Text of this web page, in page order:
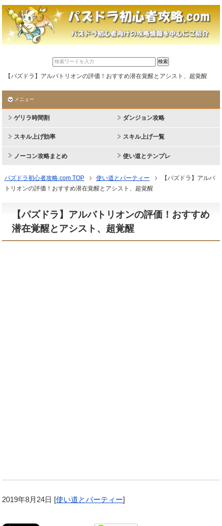
【パズドラ】アルバトリオンの評価！おすすめ潜在覚醒とアシスト、超覚醒
メニュー
ゲリラ時間割 ダンジョン攻略
スキル上げ効率 スキル上げ一覧
ノーコン攻略まとめ 使い道とテンプレ
パズドラ初心者攻略.com TOP 使い道とパーティー
【パズドラ】アルバ
トリオンの評価！おすすめ潜在覚醒とアシスト、超覚醒
【パズドラ】アルバトリオンの評価！おすすめ
潜在覚醒とアシスト、超覚醒
2019年8月24日 [使い道とパーティー]